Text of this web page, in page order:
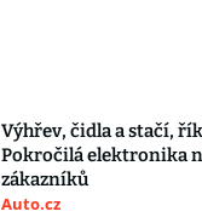
Výhřev, čidla a stačí,
Pokročilá elektronika
zákazníků
Auto.cz